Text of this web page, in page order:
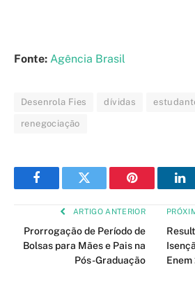
Fonte: Agência Brasil
Desenrola Fies dívidas
renegociação
FacebookTwitter Pinterest
ARTIGO ANTERIOR
Prorrogação de Período de
Bolsas para Mães e Pais na
Pós-Graduação